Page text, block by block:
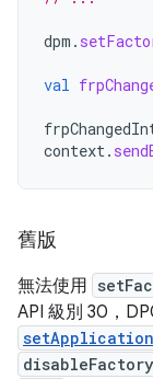
dpm .
val
context.
舊版
無法使用
API 級別 30，